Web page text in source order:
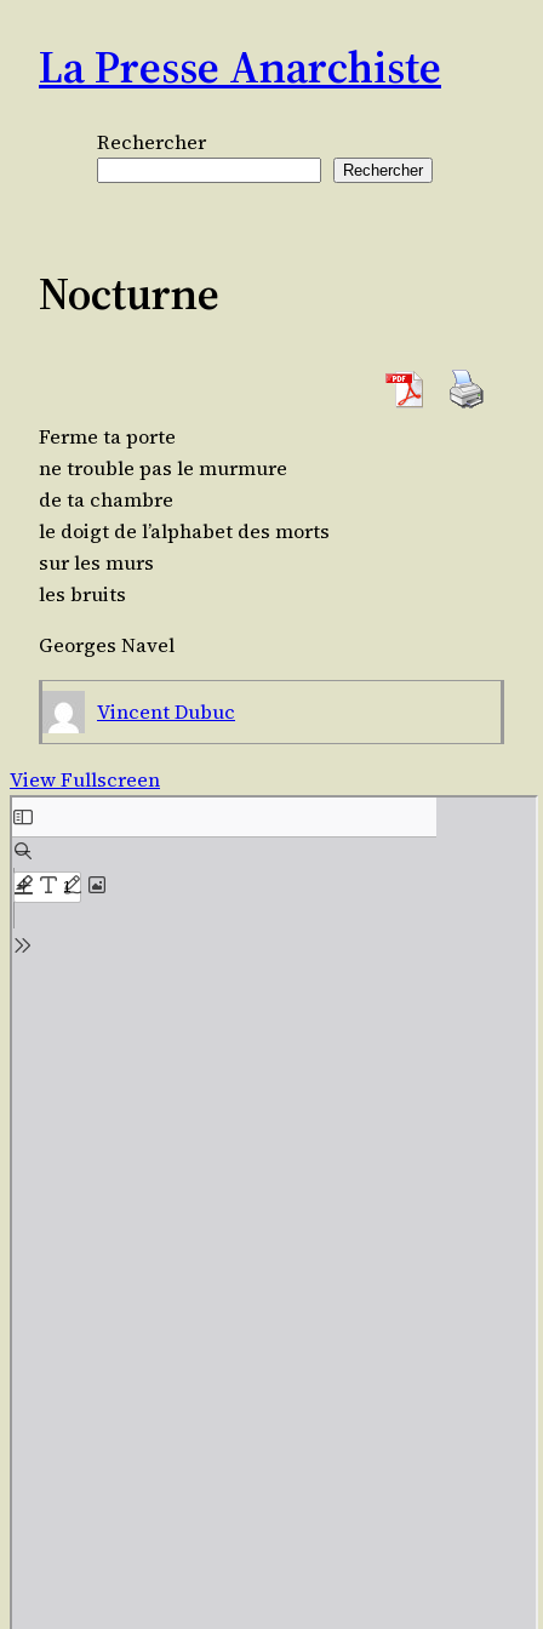
contenu
La Presse Anarchiste
Rechercher
Rechercher
Nocturne
Ferme ta porte
ne trouble pas le murmure
de ta chambre
le doigt de l’al­pha­bet des morts
sur les murs
les bruits
Georges Navel
Vincent Dubuc
View Fullscreen